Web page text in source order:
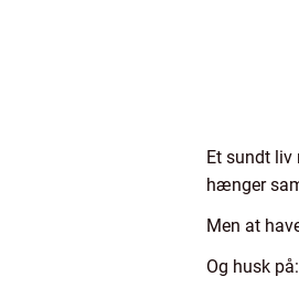
Et sundt liv
hænger
Men at
Og husk